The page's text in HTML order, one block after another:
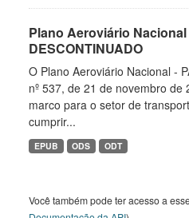
Plano Aeroviário Nacional
DESCONTINUADO
O Plano Aeroviário Nacional -
nº 537, de 21 de novembro
marco para o setor de
cumprir...
EPUB ODS ODT
Você também pode ter acesso a